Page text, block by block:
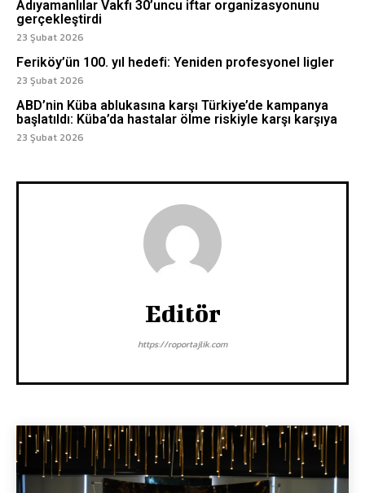
Adıyamanlılar Vakfı 30’uncu iftar organizasyonunu
gerçekleştirdi
23 Şubat 2026
Feriköy’ün 100. yıl hedefi: Yeniden profesyonel ligler
23 Şubat 2026
ABD’nin Küba ablukasına karşı Türkiye’de kampanya
başlatıldı: Küba’da hastalar ölme riskiyle karşı karşıya
23 Şubat 2026
Editör
https://roportajlik.com